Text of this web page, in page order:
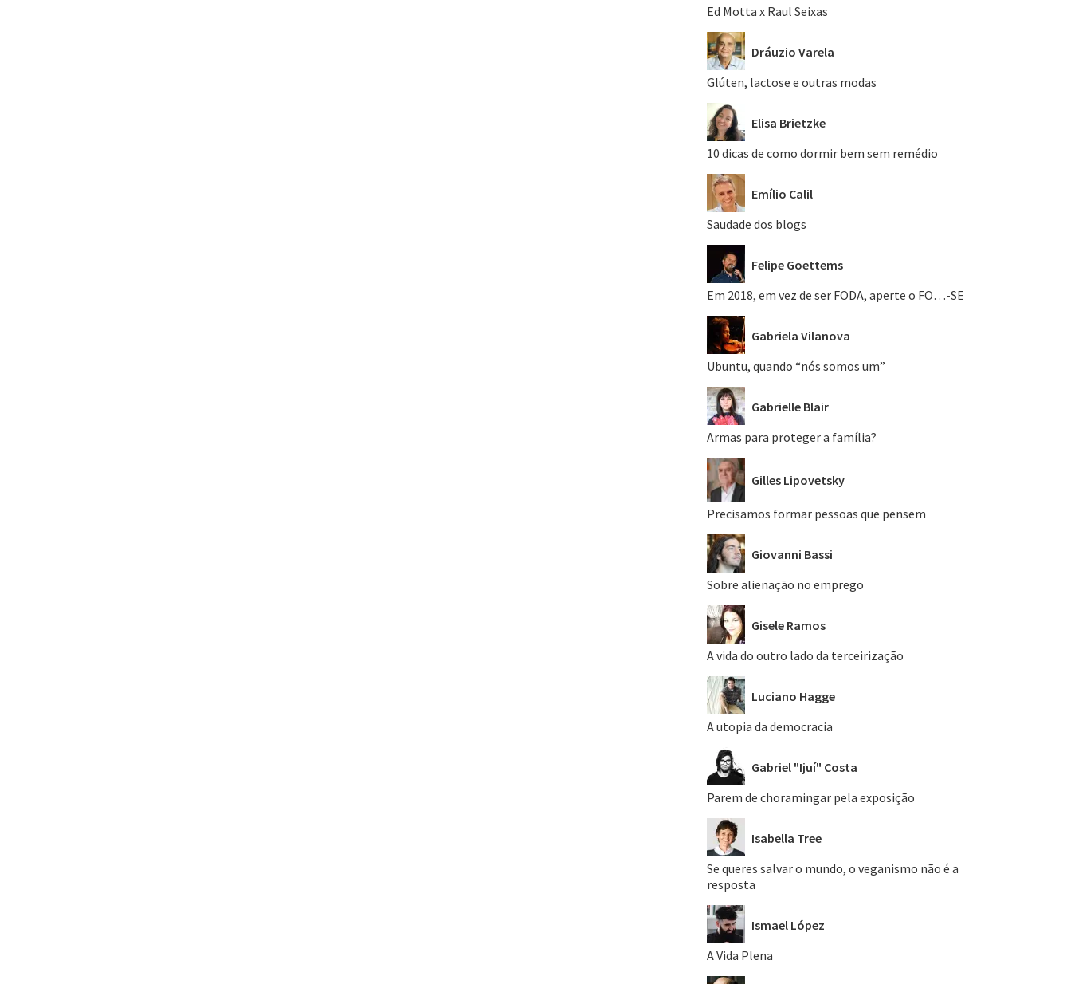
Ed Motta x Raul Seixas
Dráuzio Varela
Glúten, lactose e outras modas
Elisa Brietzke
10 dicas de como dormir bem sem remédio
Emílio Calil
Saudade dos blogs
Felipe Goettems
Em 2018, em vez de ser FODA, aperte o FO…-SE
Gabriela Vilanova
Ubuntu, quando “nós somos um”
Gabrielle Blair
Armas para proteger a família?
Gilles Lipovetsky
Precisamos formar pessoas que pensem
Giovanni Bassi
Sobre alienação no emprego
Gisele Ramos
A vida do outro lado da terceirização
Luciano Hagge
A utopia da democracia
Gabriel "Ijuí" Costa
Parem de choramingar pela exposição
Isabella Tree
Se queres salvar o mundo, o veganismo não é a
resposta
Ismael López
A Vida Plena